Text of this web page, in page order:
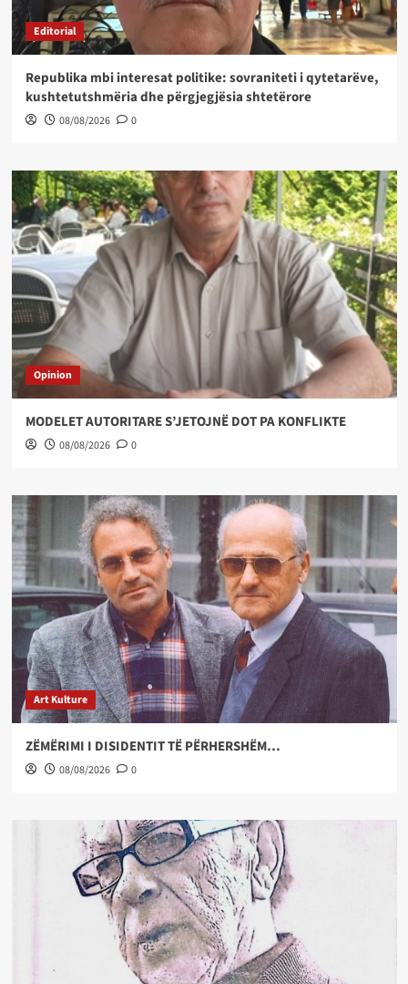
Editorial
Republika mbi interesat politike: sovraniteti i qytetarëve,
kushtetutshmëria dhe përgjegjësia shtetërore
08/08/2026 0
Opinion
MODELET AUTORITARE S’JETOJNË DOT PA KONFLIKTE
08/08/2026 0
Art Kulture
ZËMËRIMI I DISIDENTIT TË PËRHERSHËM…
08/08/2026 0